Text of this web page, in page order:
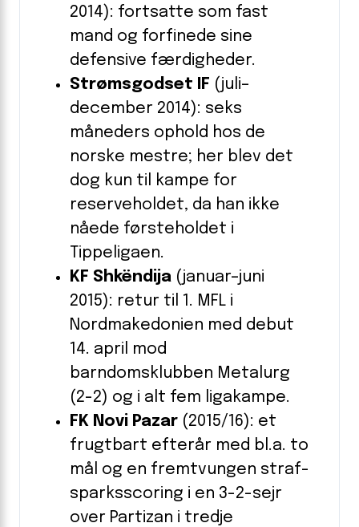
2014): fortsatte som fast
mand og forfinede sine
defensive færdigheder.
Strømsgodset IF (juli–
december 2014): seks
måneders ophold hos de
norske mestre; her blev det
dog kun til kampe for
reserveholdet, da han ikke
nåede førsteholdet i
Tippeligaen.
KF Shkëndija(januar–juni
2015): retur til 1. MFL i
Nordmakedonien med debut
14. april mod
barndomsklubben Metalurg
(2-2) og i alt fem ligakampe.
FK Novi Pazar(2015/16): et
frugtbart efterår med bl.a. to
mål og en fremtvungen straf­
sparksscoring i en 3-2-sejr
over Partizan i tredje